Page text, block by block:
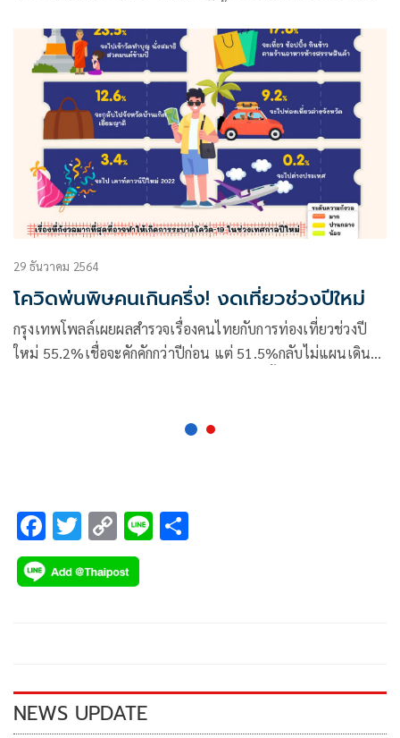
4 บัตรสวัสดิการแห่งรัฐรอบใหม่
29 ธันวาคม 2564
โควิดพ่นพิษคนเกินครึ่ง! งดเที่ยวช่วงปีใหม่
กรุงเทพโพลล์เผยผลสำรวจเรื่องคนไทยกับการท่องเที่ยวช่วงปี
ใหม่ 55.2%เชื่อจะคักคักกว่าปีก่อน แต่ 51.5%กลับไม่แผนเดิน
F
ac
e
k
T
wi
tt
C
o
p
k
Li
NEWS UPDATE